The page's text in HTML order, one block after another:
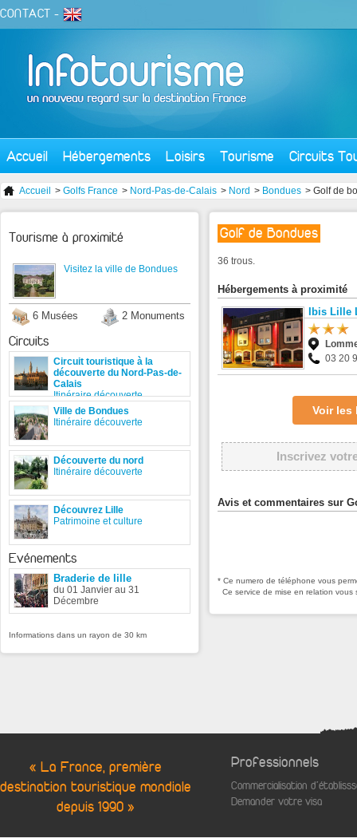
CONTACT -
Accueil Hébergements Loisirs Tourisme Circuits
Accueil > Golfs France > Nord-Pas-de-Calais > Nord > Bondues > Golf de
Golf de Bondues
36 trous.
Hébergements à proximité
Ibis Lille
03 20
Voir les
Inscrivez
Avis et commentaires sur
* Ce numero de téléphone vous
Ce service de mise en relation
Tourisme à proximité
Visitez la ville de Bondues
6 Musées 2 Monuments
Circuits
Circuit touristique à la
découverte du Nord-Pas-de-
Calais
Itinéraire découverte
Ville de Bondues
Itinéraire découverte
Découverte du nord
Itinéraire découverte
Découvrez Lille
Patrimoine et culture
Evénements
Braderie de lille
du 01 Janvier au 31
Décembre
Informations dans un rayon de 30 km
« La France, première
destination touristique mondiale
depuis 1990 »
Professionnels
Commercialisation
Demander votre visa